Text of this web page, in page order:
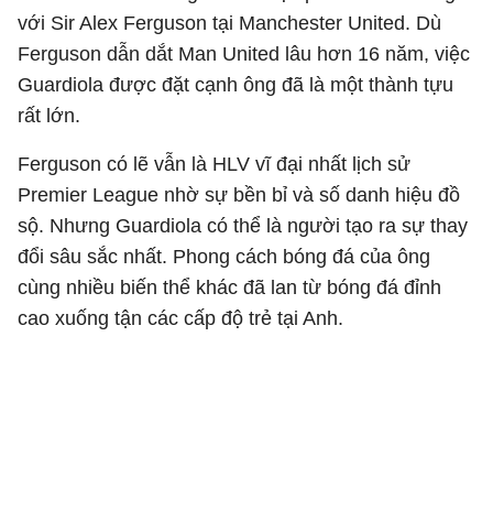
với Sir Alex Ferguson tại Manchester United. Dù
Ferguson dẫn dắt Man United lâu hơn 16 năm, việc
Guardiola được đặt cạnh ông đã là một thành tựu
rất lớn.
Ferguson có lẽ vẫn là HLV vĩ đại nhất lịch sử
Premier League nhờ sự bền bỉ và số danh hiệu đồ
sộ. Nhưng Guardiola có thể là người tạo ra sự thay
đổi sâu sắc nhất. Phong cách bóng đá của ông
cùng nhiều biến thể khác đã lan từ bóng đá đỉnh
cao xuống tận các cấp độ trẻ tại Anh.